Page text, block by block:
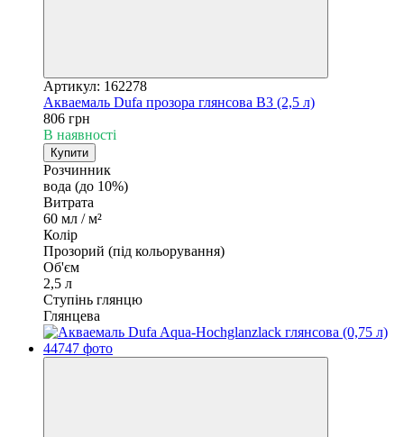
Артикул: 162278
Акваемаль Dufa прозора глянсова B3 (2,5 л)
806 грн
В наявності
Купити
Розчинник
вода (до 10%)
Витрата
60 мл / м²
Колір
Прозорий (під кольорування)
Об'єм
2,5 л
Ступінь глянцю
Глянцева